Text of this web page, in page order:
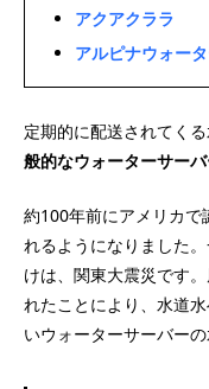
アクアクララ
アルピナウォー
定期的に配送されてく
般的なウォーターサー
約100年前にアメリカで
れるようになりました
けは、関東大震災です
れたことにより、水道
いウォーターサーバー